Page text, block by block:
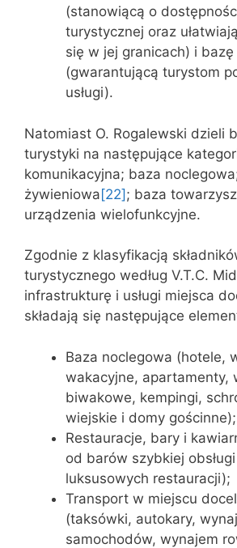
(stanowiącą o
turystycznej oraz
się w jej granicach) i
(gwarantującą turystom
usługi).
Natomiast O. Rogalewski dzieli
turystyki na następujące
komunikacyjna; baza
żywieniowa[22]; baza
urządzenia wielofunkcyjne.
Zgodnie z klasyfikacją
turystycznego według V.T.C.
infrastrukturę i usługi miejsca
składają się następujące
Baza noclegowa (hotele,
wakacyjne, apartamenty,
biwakowe, kempingi,
wiejskie i domy gościnne);
Restauracje, bary i
od barów szybkiej
luksusowych restauracji);
Transport w miejscu
(taksówki, autokary,
samochodów, wynajem